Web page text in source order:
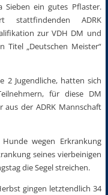
Sieben ein gutes Pflaster.
ADRK
zur VDH DM und
Titel „Deutschen Meister“
2 Jugendliche, hatten sich
für diese DM
der ADRK Mannschaft
wegen Erkrankung
seines vierbeinigen
die Segel streichen.
gingen letztendlich 34